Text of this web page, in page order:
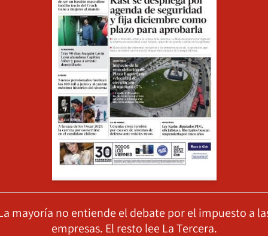
mayoría no entiende el debate por el impuesto a
empresas. El resto lee La Tercera.